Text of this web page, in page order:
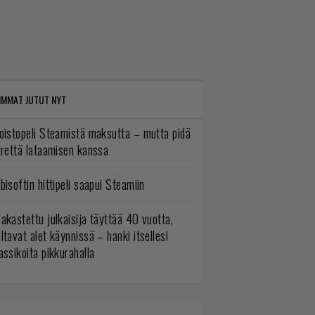
JUTUT NYT
Steamistä maksutta – mutta pidä
lataamisen kanssa
hittipeli saapui Steamiin
julkaisija täyttää 40 vuotta,
alet käynnissä – hanki itsellesi
pikkurahalla